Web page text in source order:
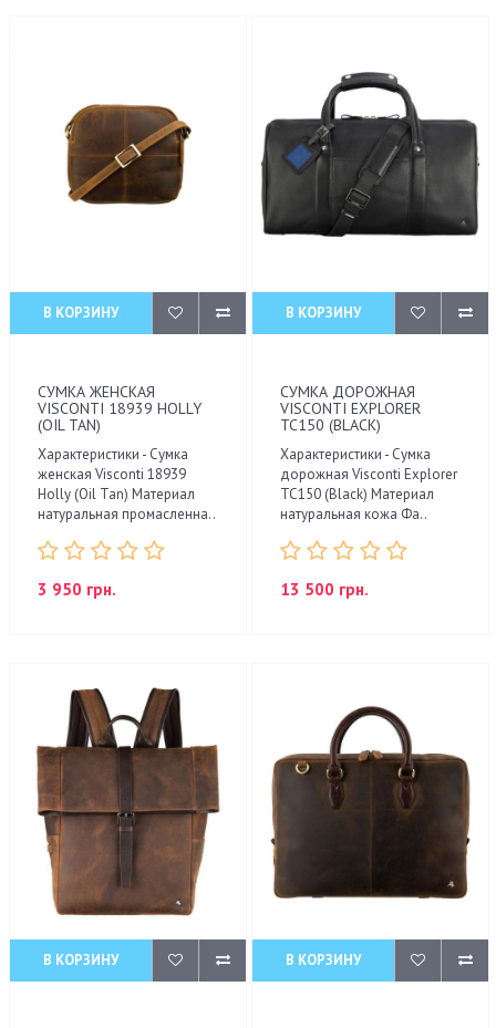
В КОРЗИНУ
СУМКА ЖЕНСКАЯ
VISCONTI 18939 HOLLY
(OIL TAN)
Характеристики - Сумка
женская Visconti 18939
Holly (Oil Tan) Материал
натуральная промасленна..
3 950 грн.
В КОРЗИНУ
СУМКА ДОРОЖНАЯ
VISCONTI EXPLORER
TC150 (BLACK)
Характеристики - Сумка
дорожная Visconti Explorer
TC150 (Black) Материал
натуральная кожа Фа..
13 500 грн.
В КОРЗИНУ В КОРЗИНУ